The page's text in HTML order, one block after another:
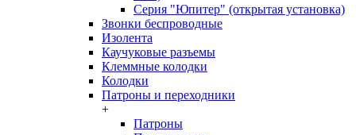
Серия "Юпитер" (открытая установка)
Звонки беспроводные
Изолента
Каучуковые разъемы
Клеммные колодки
Колодки
Патроны и переходники
+
Патроны